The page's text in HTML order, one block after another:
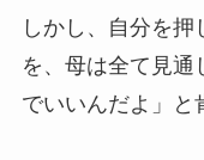
しかし、自分を
を、母は全て見通
でいいんだよ」と